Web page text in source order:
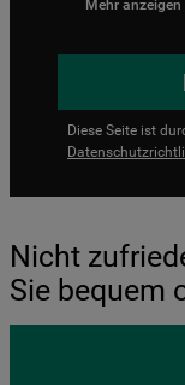
Mehr anzeigen
Diese Seite ist
Nicht
Sie bequem